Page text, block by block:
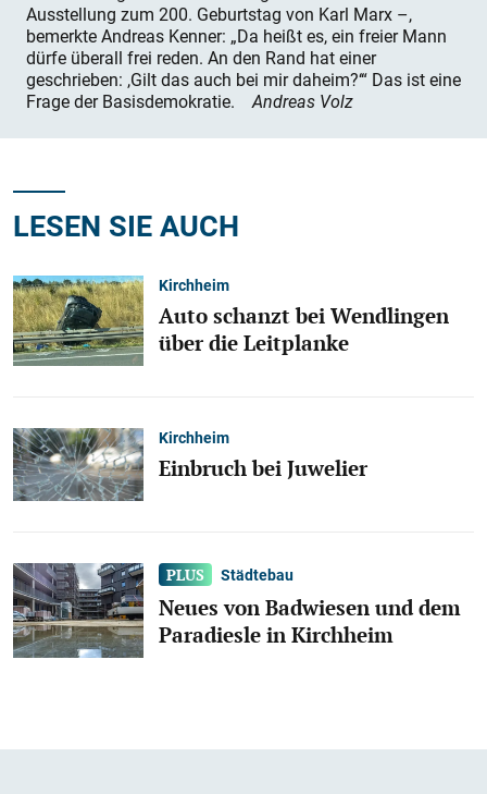
Ausstellung zum 200. Geburtstag von Karl Marx –,
bemerkte Andreas Kenner: „Da heißt es, ein freier Mann
dürfe überall frei reden. An den Rand hat einer
geschrieben: ,Gilt das auch bei mir daheim?‘“ Das ist eine
Frage der Basisdemokratie.Andreas Volz
LESEN SIE AUCH
Kirchheim
Auto schanzt bei Wendlingen
über die Leitplanke
Kirchheim
Einbruch bei Juwelier
Städtebau
Neues von Badwiesen und dem
Paradiesle in Kirchheim